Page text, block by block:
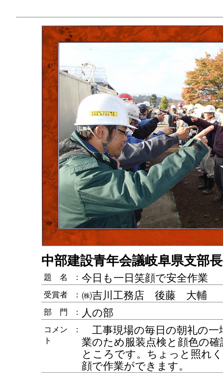
中部建設青年会議岐阜県支部
題 名 ： 今日も一日笑顔で安全作業
受賞者 ： ㈱吉川工務店 後藤 大輔
部 門 ： 人の部
コメン
ト
：
工事現場の毎日の朝礼の一
業のため服装点検と顔色の
ところです。ちょっと照れ
顔で作業ができます。